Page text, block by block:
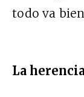
todo va
La